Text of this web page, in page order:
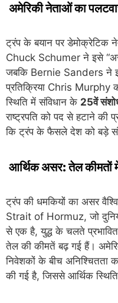
अमेरिकी नेताओं का
ट्रंप के बयान पर डेमोक्रेटिक
Chuck Schumer ने इसे
जबकि Bernie Sanders ने
प्रतिक्रिया Chris Murphy
स्थिति में संविधान के 25वें
राष्ट्रपति को पद से हटाने की
कि ट्रंप के फैसले देश को बड़े
आर्थिक असर: तेल कीमतों
ट्रंप की धमकियों का असर
Strait of Hormuz, जो
से एक है, युद्ध के चलते
तेल की कीमतें बढ़ गई हैं।
निवेशकों के बीच अनिश्चितता
की गई है, जिससे आर्थिक स्थिति